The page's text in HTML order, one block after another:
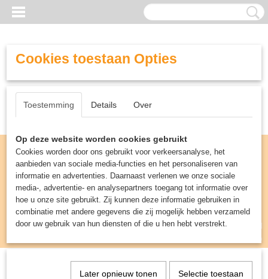
Inloggen Registreren
UW WINKELWAGEN
(0)
Miniature Gaming>Technical: Lahmian Medium
Cookies toestaan Opties
Toestemming Details Over
Op deze website worden cookies gebruikt
Cookies worden door ons gebruikt voor verkeersanalyse, het
aanbieden van sociale media-functies en het personaliseren van
informatie en advertenties. Daarnaast verlenen we onze sociale
media-, advertentie- en analysepartners toegang tot informatie over
hoe u onze site gebruikt. Zij kunnen deze informatie gebruiken in
combinatie met andere gegevens die zij mogelijk hebben verzameld
door uw gebruik van hun diensten of die u hen hebt verstrekt.
Later opnieuw tonen Selectie toestaan